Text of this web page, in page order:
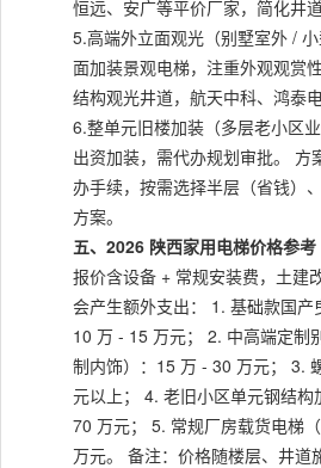
恒远、安广等平价厂家，简化井
5.高端外立面观光（别墅室外 /
面加装景观电梯，注重外观观赏
结构观光井道，航天中科、鸿泰
6.整单元旧楼加装（多层老小区
出资加装，需代办规划审批。 方
办手续，按需选择半层（省钱）
方案。
五、2026 陕西家用电梯价格参考
报价含设备 + 常规安装费，土建
会产生额外支出： 1. 基础款国产
10 万 - 15 万元； 2. 中高端定制
制内饰）：15 万 - 30 万元； 3.
元以上； 4. 老旧小区单元钢结
70 万元； 5. 常规厂房载货电梯
万元。 备注：价格随楼层、井道